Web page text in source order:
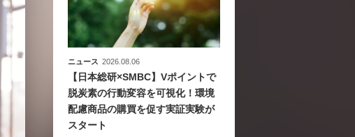
ト時
か。〜
学ぶ〜
を数値化
、終活
ニュース 2026.08.06
【日本総研×SMBC】Vポイントで
脱炭素の行動変容を可視化！環境
配慮商品の購買を促す実証実験が
スタート